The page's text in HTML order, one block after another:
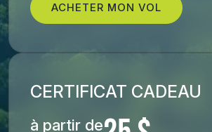
ACHETER MON VOL
CERTIFICAT CADEAU
à partir de